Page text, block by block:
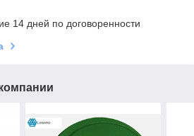
14 дней по договоренности